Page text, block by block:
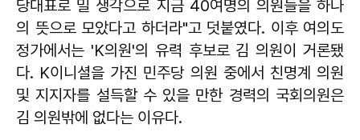
당대표로 밀 생각으로 지금 40여명의 의원들을 하나
의 뜻으로 모았다고 하더라"고 덧붙였다. 이후 여의도
정가에서는 'K의원'의 유력 후보로 김 의원이 거론됐
다. K이니셜을 가진 민주당 의원 중에서 친명계 의원
및 지지자를 설득할 수 있을 만한 경력의 국회의원은
김 의원밖에 없다는 이유다.